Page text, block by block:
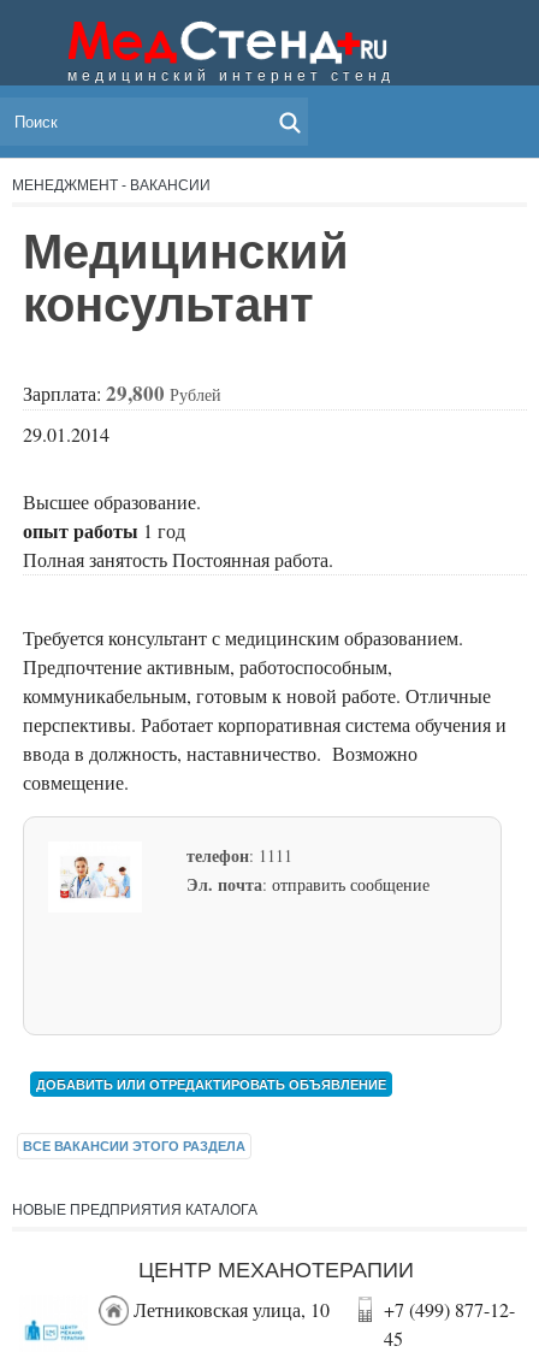
медицинский интернет стенд
МЕНЕДЖМЕНТ - ВАКАНСИИ
Медицинский
консультант
Зарплата: 29,800 Рублей
29.01.2014
Высшее образование.
опыт работы 1 год
Полная занятость Постоянная работа.
Требуется консультант с медицинским образованием.
Предпочтение активным, работоспособным,
коммуникабельным, готовым к новой работе. Отличные
перспективы. Работает корпоративная система обучения и
ввода в должность, наставничество. Возможно
совмещение.
телефон: 1111
Эл. почта: отправить сообщение
ДОБАВИТЬ ИЛИ ОТРЕДАКТИРОВАТЬ ОБЪЯВЛЕНИЕ
ВСЕ ВАКАНСИИ ЭТОГО РАЗДЕЛА
НОВЫЕ ПРЕДПРИЯТИЯ КАТАЛОГА
ЦЕНТР МЕХАНОТЕРАПИИ
Летниковская улица, 10
+7 (499) 877-12-
45